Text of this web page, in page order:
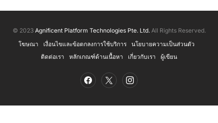
© 2023 Agnificent Platform Technologies Pte. Ltd. All Rights Reserved.
โฆษณา เงื่อนไขและข้อตกลงการใช้บริการ
นโยบายความเป็นส่วนตัว
ติดต่อเรา
หลักเกณฑ์ด้านเนื้อหา เกี่ยวกับเรา ผู้เขียน